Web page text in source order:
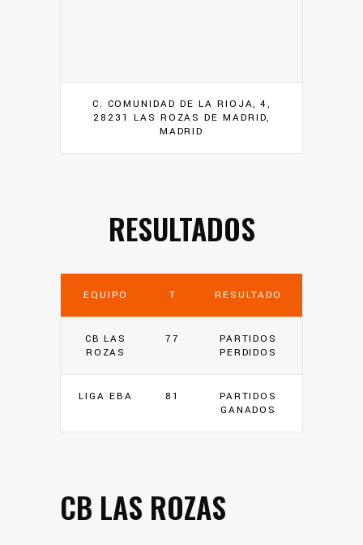
C. COMUNIDAD DE LA RIOJA, 4,
28231 LAS ROZAS DE MADRID,
MADRID
RESULTADOS
EQUIPO T RESULTADO
CB LAS
ROZAS
77
PARTIDOS
PERDIDOS
LIGA EBA 81
PARTIDOS
GANADOS
CB LAS ROZAS